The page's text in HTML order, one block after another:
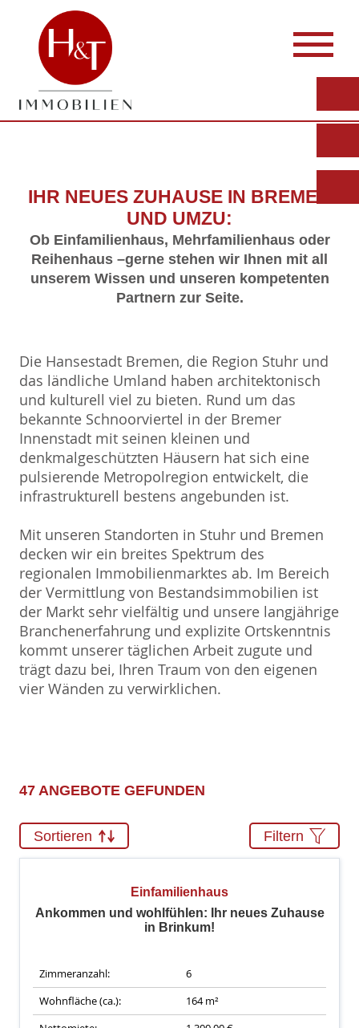
IHR NEUES ZUHAUSE IN BREMEN
UND UMZU:
Ob Einfamilienhaus, Mehrfamilienhaus oder
Reihenhaus –gerne stehen wir Ihnen mit all
unserem Wissen und unseren kompetenten
Partnern zur Seite.
Die Hansestadt Bremen, die Region Stuhr und
das ländliche Umland haben architektonisch
und kulturell viel zu bieten. Rund um das
bekannte Schnoorviertel in der Bremer
Innenstadt mit seinen kleinen und
denkmalgeschützten Häusern hat sich eine
pulsierende Metropolregion entwickelt, die
infrastrukturell bestens angebunden ist.
Mit unseren Standorten in Stuhr und Bremen
decken wir ein breites Spektrum des
regionalen Immobilienmarktes ab. Im Bereich
der Vermittlung von Bestandsimmobilien ist
der Markt sehr vielfältig und unsere langjährige
Branchenerfahrung und explizite Ortskenntnis
kommt unserer täglichen Arbeit zugute und
trägt dazu bei, Ihren Traum von den eigenen
vier Wänden zu verwirklichen.
47 ANGEBOTE GEFUNDEN
Sortieren Filtern
Einfamilienhaus
Ankommen und wohlfühlen: Ihr neues Zuhause
in Brinkum!
Zimmeranzahl:
6
Wohnfläche (ca.):
164 m²